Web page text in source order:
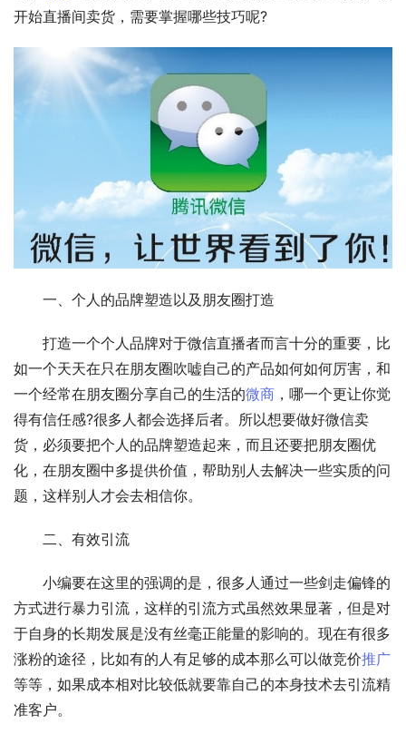
开始直播间卖货，需要掌握哪些技巧呢?
一、个人的品牌塑造以及朋友圈打造
打造一个个人品牌对于微信直播者而言十分的重要，比
如一个天天在只在朋友圈吹嘘自己的产品如何如何厉害，和
一个经常在朋友圈分享自己的生活的微商 ，哪一个更让你觉
得有信任感?很多人都会选择后者。所以想要做好微信卖
货，必须要把个人的品牌塑造起来，而且还要把朋友圈优
化，在朋友圈中多提供价值，帮助别人去解决一些实质的问
题，这样别人才会去相信你。
二、有效引流
小编要在这里的强调的是，很多人通过一些剑走偏锋的
方式进行暴力引流，这样的引流方式虽然效果显著，但是对
于自身的长期发展是没有丝毫正能量的影响的。现在有很多
涨粉的途径，比如有的人有足够的成本那么可以做竞价推广
等等，如果成本相对比较低就要靠自己的本身技术去引流精
准客户。